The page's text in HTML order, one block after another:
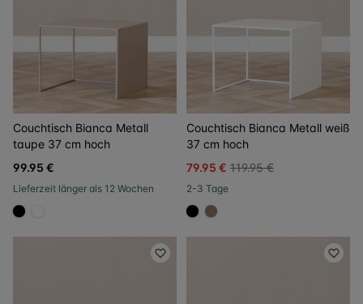
Couchtisch Bianca Metall
taupe 37 cm hoch
99.95 €
Lieferzeit länger als 12 Wochen
#000000
Couchtisch Bianca Metall weiß
37 cm hoch
79.95 € 119.95 €
2-3 Tage
#000000
#967b6a